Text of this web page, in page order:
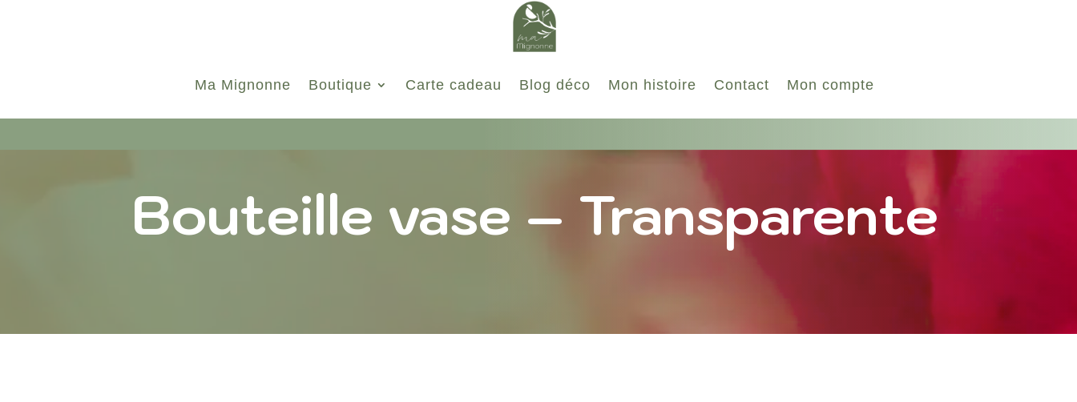
Ma Mignonne Boutique Carte cadeau Blog déco Mon histoire Contact Mon compte
Bouteille vase – Transparente